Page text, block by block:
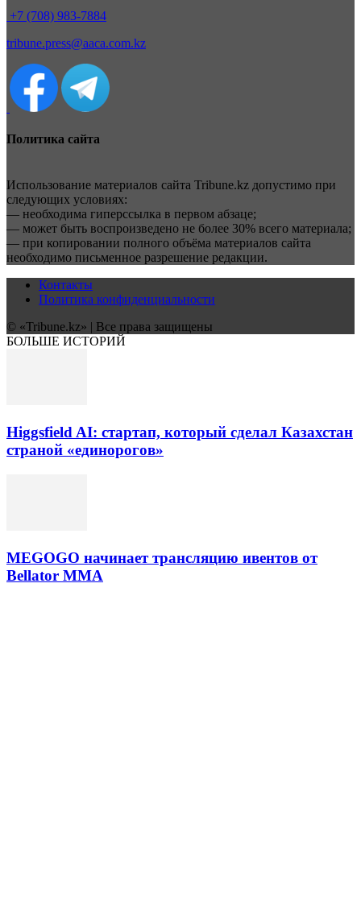
+7 (708) 983-7884
tribune.press@aaca.com.kz
Политика сайта
Использование материалов сайта Tribune.kz допустимо при
следующих условиях:
— необходима гиперссылка в первом абзаце;
— может быть воспроизведено не более 30% всего материала;
— при копировании полного объёма материалов сайта
необходимо письменное разрешение редакции.
Контакты
Политика конфиденциальности
© «Tribune.kz» | Все права защищены
БОЛЬШЕ ИСТОРИЙ
Higgsfield AI: стартап, который сделал Казахстан
страной «единорогов»
MEGOGO начинает трансляцию ивентов от
Bellator MMA